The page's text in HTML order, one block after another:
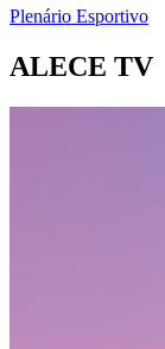
Plenário Esportivo
ALECE TV